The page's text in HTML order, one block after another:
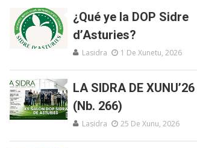
¿Qué ye la DOP Sidre
d’Asturies?
Lasidra 1 De Xunetu, 2026
LA SIDRA DE XUNU’26
(Nb. 266)
Lasidra 25 De Xunu, 2026